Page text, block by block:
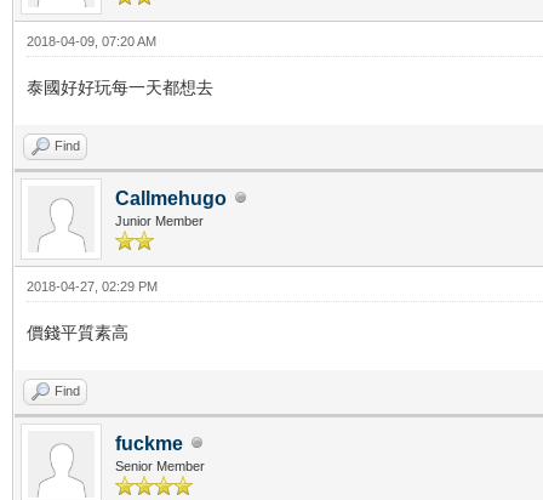
2018-04-09, 07:20 AM
泰國好好玩每一天都想去
Find
Callmehugo
Junior Member
2018-04-27, 02:29 PM
價錢平質素高
Find
fuckme
Senior Member